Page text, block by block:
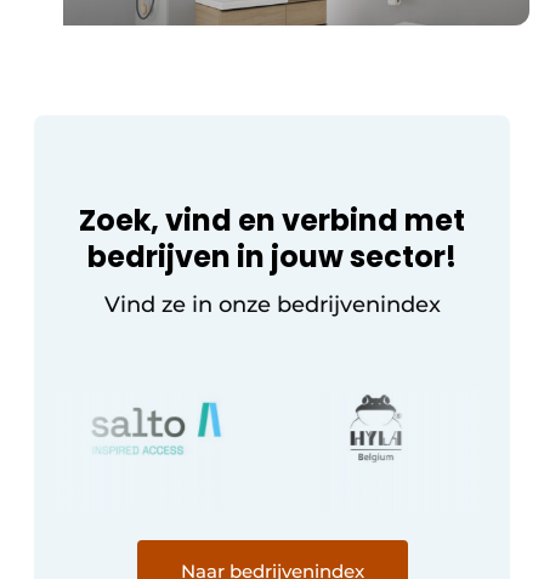
Zoek, vind en verbind met
bedrijven in jouw sector!
Vind ze in onze bedrijvenindex
Naar bedrijvenindex